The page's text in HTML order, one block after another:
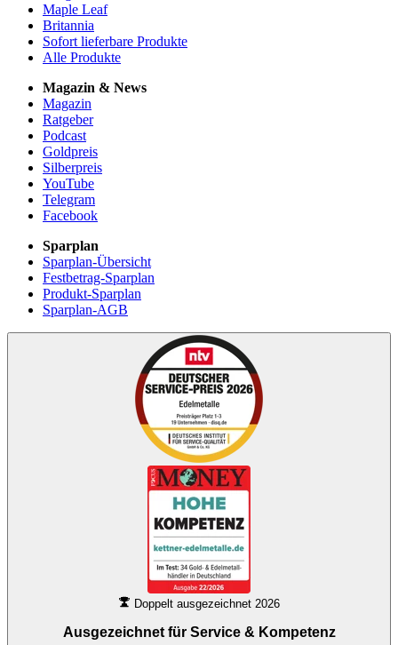
Maple Leaf
Britannia
Sofort lieferbare Produkte
Alle Produkte
Magazin & News
Magazin
Ratgeber
Podcast
Goldpreis
Silberpreis
YouTube
Telegram
Facebook
Sparplan
Sparplan-Übersicht
Festbetrag-Sparplan
Produkt-Sparplan
Sparplan-AGB
Doppelt ausgezeichnet 2026
Ausgezeichnet für Service & Kompetenz